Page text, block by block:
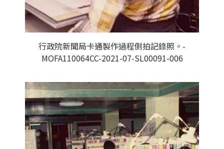
行政院新聞局卡通製作過程側拍記錄照。-
MOFA110064CC-2021-07-SL00091-006